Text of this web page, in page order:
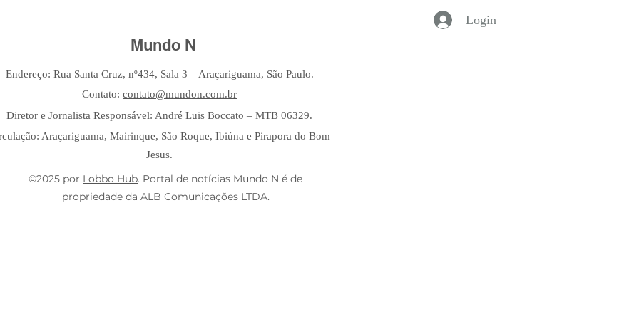
Login
Mundo N
Endereço: Rua Santa Cruz, nº434, Sala 3 – Araçariguama, São Paulo.
Contato: contato@mundon.com.br
Diretor e Jornalista Responsável: André Luis Boccato – MTB 06329.
Araçariguama, Mairinque, São Roque, Ibiúna e Pirapora do Bom
Jesus.
©2025 por Lobbo Hub. Portal de notícias Mundo N é de
propriedade da ALB Comunicações LTDA.